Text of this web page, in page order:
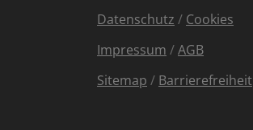
Datenschutz / Cookies
Impressum /AGB
Sitemap / Barrierefreiheit